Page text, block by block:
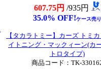
607.75円 /935円
35.0% OFF!ケース売り
【タカラトミー】カーズ トミ
イトニング・マックィーン(カ
トロタイプ)
商品コード：TK-